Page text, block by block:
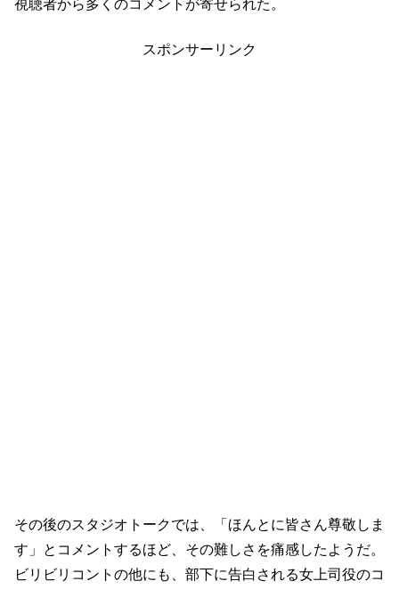
視聴者から多くのコメントが寄せられた。
スポンサーリンク
その後のスタジオトークでは、「ほんとに皆さん尊敬しま
す」とコメントするほど、その難しさを痛感したようだ。
ビリビリコントの他にも、部下に告白される女上司役のコ